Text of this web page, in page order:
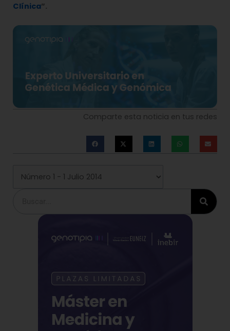
Clínica”.
Comparte esta noticia en tus redes